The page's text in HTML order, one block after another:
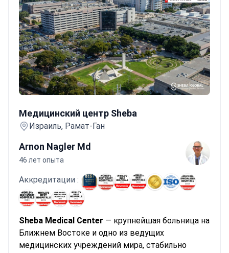
Медицинский центр Sheba
Израиль, Рамат-Ган
Arnon Nagler Md
46 лет опыта
Аккредитации :
Sheba Medical Center — крупнейшая больница на
Ближнем Востоке и одно из ведущих
медицинских учреждений мира, стабильно